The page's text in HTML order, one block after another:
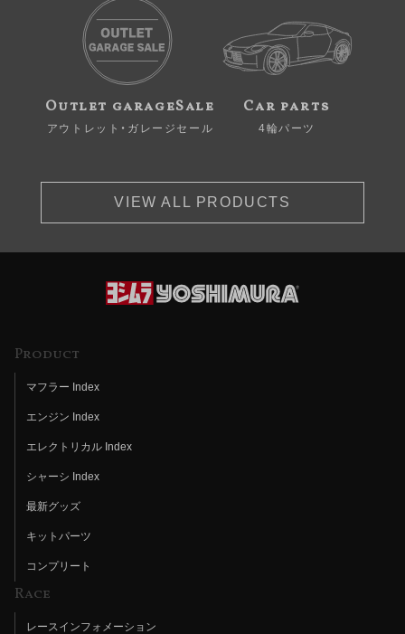
Outlet garageSale
アウトレット・ガレージセール
Car parts
4輪パーツ
VIEW ALL PRODUCTS
Product
マフラー Index
エンジン Index
エレクトリカル Index
シャーシ Index
最新グッズ
キットパーツ
コンプリート
Race
レースインフォメーション